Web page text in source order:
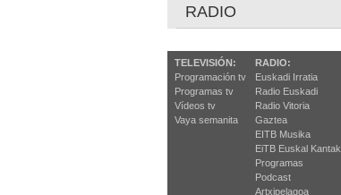
RADIO
TELEVISIÓN:
Programación tv
Programas tv
Vídeos tv
Vaya semanita
RADIO:
Euskadi Irratia
Radio Euskadi
Radio Vitoria
Gaztea
EITB Musika
EiTB Euskal Kantak
Programas
Podcast
Artxipelagoa